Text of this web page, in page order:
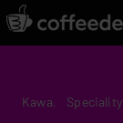
Kawa Speciality